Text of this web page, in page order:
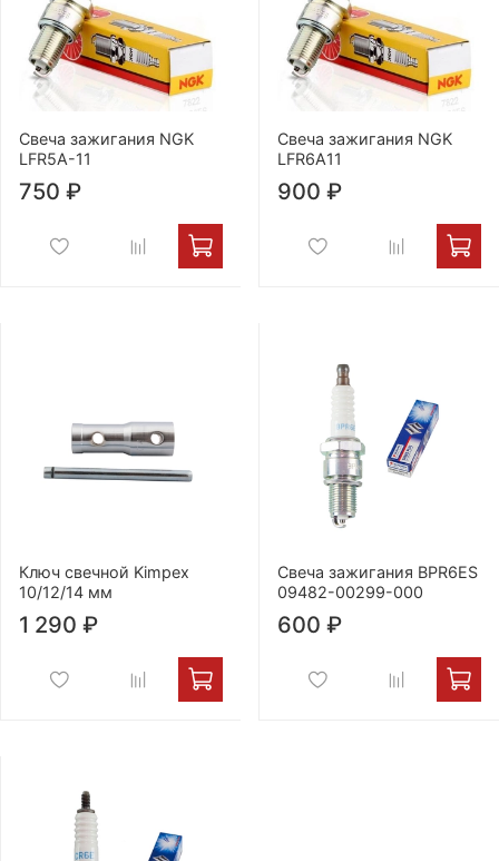
Свеча зажигания NGK
LFR5A-11
750 ₽
Свеча зажигания NGK
LFR6A11
900 ₽
Ключ свечной Kimpex
10/12/14 мм
1 290 ₽
Свеча зажигания BPR6ES
09482-00299-000
600 ₽